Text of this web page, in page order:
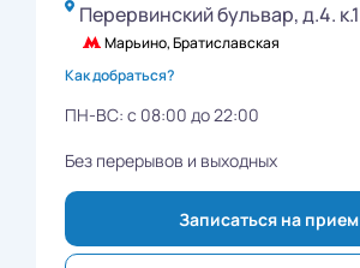
Перервинский бульвар, д.4. к.1
Марьино, Братиславская
Как добраться?
ПН-ВС: с 08:00 до 22:00
Без перерывов и выходных
Записаться на прием